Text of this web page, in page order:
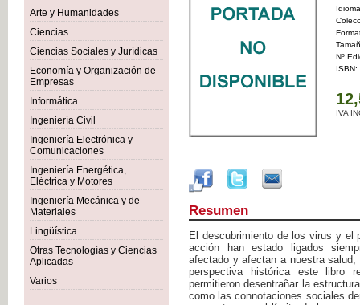
Arte y Humanidades
Ciencias
Ciencias Sociales y Jurídicas
Economía y Organización de
Empresas
Informática
Ingeniería Civil
Ingeniería Electrónica y
Comunicaciones
Ingeniería Energética,
Eléctrica y Motores
Ingeniería Mecánica y de
Materiales
Lingüística
Otras Tecnologías y Ciencias
Aplicadas
Varios
Nº
ISBN:
IVA
Resumen
El descubrimiento de los virus y el
acción han estado ligados
afectado y afectan a nuestra
perspectiva histórica este libro
permitieron desentrañar la
como las connotaciones sociales